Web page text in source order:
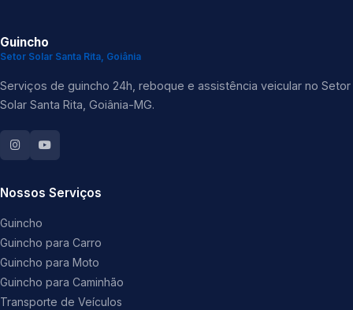
Guincho
Setor Solar Santa Rita, Goiânia
Serviços de guincho 24h, reboque e assistência veicular no Setor
Solar Santa Rita, Goiânia-MG.
Nossos Serviços
Guincho
Guincho para Carro
Guincho para Moto
Guincho para Caminhão
Transporte de Veículos